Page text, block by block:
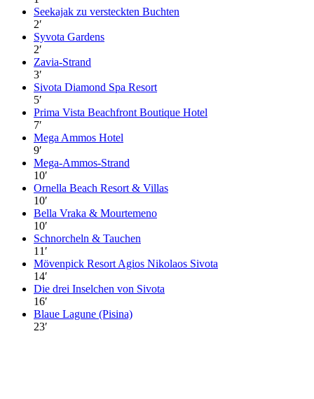
Seekajak zu versteckten Buchten
2′
Syvota Gardens
2′
Zavia-Strand
3′
Sivota Diamond Spa Resort
5′
Prima Vista Beachfront Boutique Hotel
7′
Mega Ammos Hotel
9′
Mega-Ammos-Strand
10′
Ornella Beach Resort & Villas
10′
Bella Vraka & Mourtemeno
10′
Schnorcheln & Tauchen
11′
Mövenpick Resort Agios Nikolaos Sivota
14′
Die drei Inselchen von Sivota
16′
Blaue Lagune (Pisina)
23′